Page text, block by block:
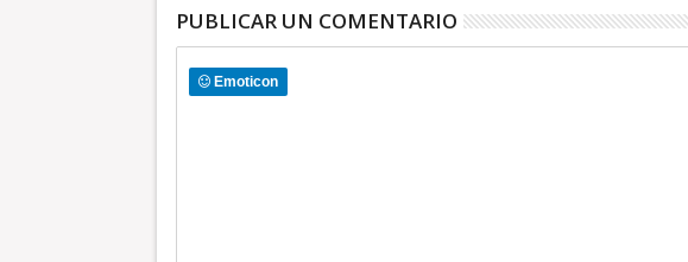
PUBLICAR UN COMENTARIO
Emoticon